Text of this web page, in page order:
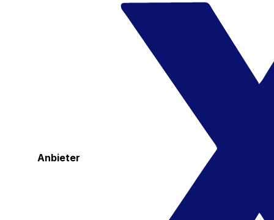
Anbieter